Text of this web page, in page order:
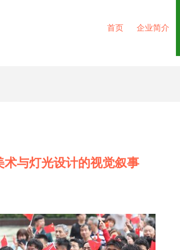
首页 企业简介
术与灯光设计的视觉叙事